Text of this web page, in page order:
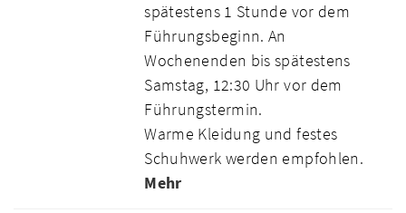
spätestens 1 Stunde vor dem
Führungsbeginn. An
Wochenenden bis spätestens
Samstag, 12:30 Uhr vor dem
Führungstermin.
Warme Kleidung und festes
Schuhwerk werden empfohlen.
Mehr